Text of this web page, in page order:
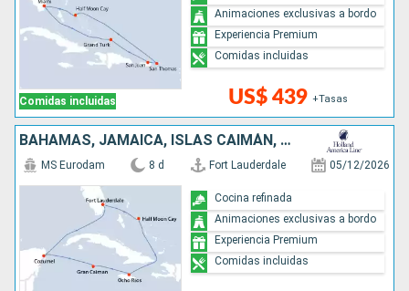
Comidas incluidas US$ 439 +Tasas
Animaciones exclusivas a bordo
Experiencia Premium
Comidas incluidas
BAHAMAS, JAMAICA, ISLAS CAIMÁN, MÉXICO, ESTADOS UNIDOS
MS Eurodam 8 d Fort Lauderdale 05/12/2026
Cocina refinada
Animaciones exclusivas a bordo
Experiencia Premium
Comidas incluidas